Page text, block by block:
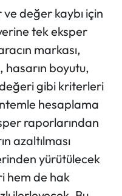
değer kaybı için
tek eksper
markası,
hasarın boyutu,
gibi kriterleri
hesaplama
raporlarından
azaltılması
yürütülecek
hem de hak